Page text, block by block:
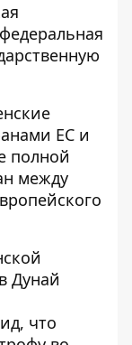
ЕС и
полной
между
Дунай
что